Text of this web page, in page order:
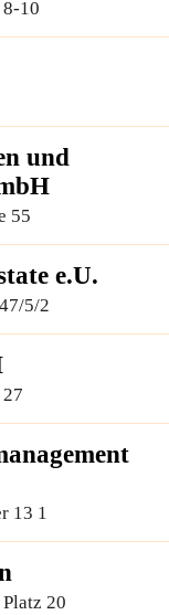
10
und
6050 Hall in Tirol, Schlöglstraße 55
e.U.
5/2
13 1
20